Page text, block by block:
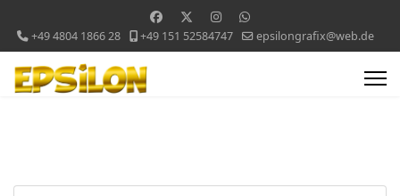
+49 4804 1866 28 +49 151 52584747 epsilongrafix@web.de